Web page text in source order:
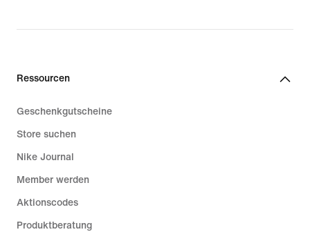
Ressourcen
Geschenkgutscheine
Store suchen
Nike Journal
Member werden
Aktionscodes
Produktberatung